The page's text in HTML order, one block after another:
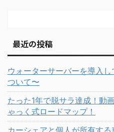
最近の投稿
ウォーターサーバーを導入
ついて〜
たった1年で脱サラ達成！動
ゃっく式ロードマップ！
カーシェアと個人が所有す